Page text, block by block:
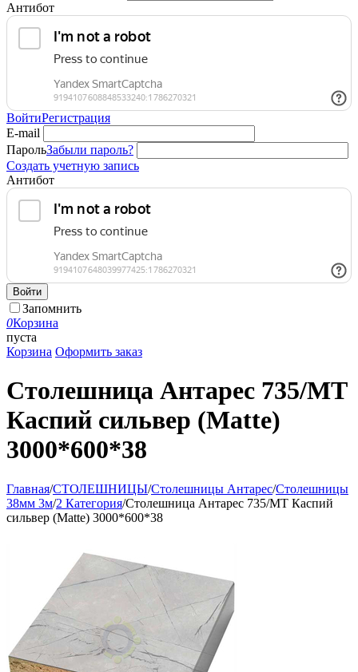
Антибот
ВойтиРегистрация
E-mail
ПарольЗабыли пароль?
Создать учетную запись
Антибот
Войти
Запомнить
0Корзина
пуста
Корзина Оформить заказ
Столешница Антарес 735/МТ
Каспий сильвер (Matte)
3000*600*38
Главная/СТОЛЕШНИЦЫ/Столешницы Антарес/Столешницы
38мм 3м/2 Категория/Столешница Антарес 735/МТ Каспий
сильвер (Matte) 3000*600*38